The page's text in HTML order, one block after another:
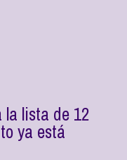
la lista de 12
ya está